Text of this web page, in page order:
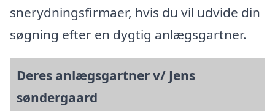
snerydningsfirmaer, hvis du vil udvide din
søgning efter en dygtig anlægsgartner.
Deres anlægsgartner v/ Jens
søndergaard